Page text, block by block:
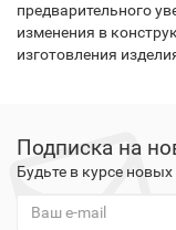
предварительного
изменения в
изготовления
Подписка на
Будьте в курсе